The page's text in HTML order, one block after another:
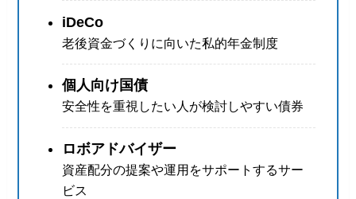
iDeCo
老後資金づくりに向いた私的年金制度
個人向け国債
安全性を重視したい人が検討しやすい債券
ロボアドバイザー
資産配分の提案や運用をサポートするサー
ビス